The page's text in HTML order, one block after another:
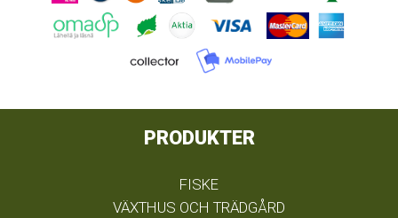
PRODUKTER
FISKE
VÄXTHUS OCH TRÄDGÅRD